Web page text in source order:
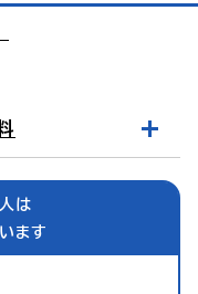
は
ます